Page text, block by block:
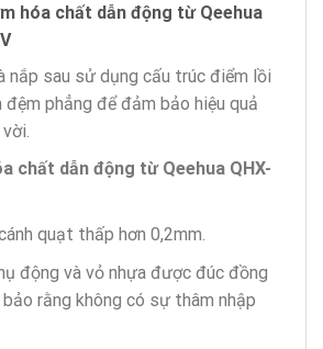
hóa chất dẫn động từ Qeehua
nắp sau sử dụng cấu trúc điểm lồi
đệm phẳng để đảm bảo hiệu quả
chất dẫn động từ Qeehua QHX-
quạt thấp hơn 0,2mm.
động và vỏ nhựa được đúc đồng
rằng không có sự thâm nhập